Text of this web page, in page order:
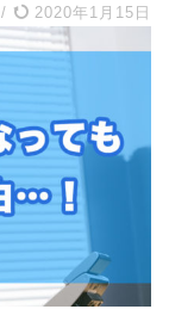
/ 2020年1月15日